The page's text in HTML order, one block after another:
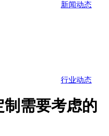
新闻动态
行业动态
需要考虑的